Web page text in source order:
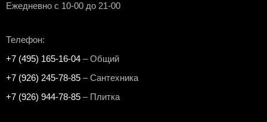
Ежедневно с 10-00 до 21-00
Телефон:
+7 (495) 165-16-04 – Общий
+7 (926) 245-78-85 – Сантехника
+7 (926) 944-78-85 – Плитка